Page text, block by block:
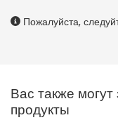
Пожалуйста,
Вас также
продукты